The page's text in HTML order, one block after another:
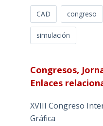
CAD congreso
simulación
Congresos,
Enlaces
XVIII Congreso
Gráfica